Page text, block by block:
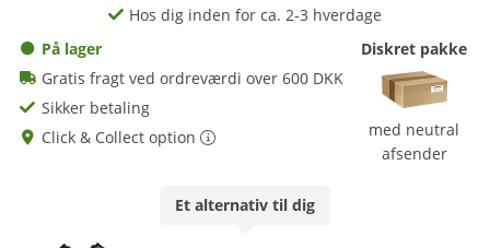
Hos dig inden for ca. 2-3 hverdage
På lager
Gratis fragt ved ordreværdi over 600 DKK
Sikker betaling
Click & Collect option
Diskret pakke
med neutral
afsender
Et alternativ til dig